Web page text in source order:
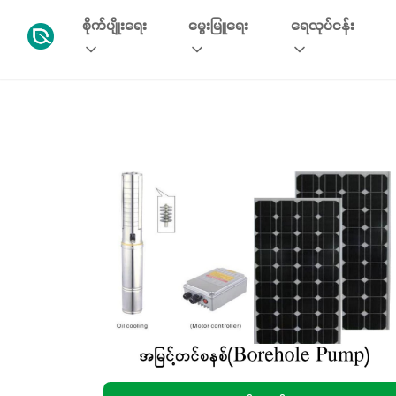
စိုက်ပျိုးရေး မွေးမြူရေး ရေလုပ်ငန်း